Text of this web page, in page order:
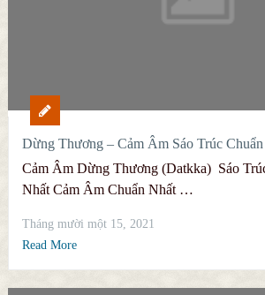
Dừng Thương – Cảm Âm Sáo Trúc
Cảm Âm Dừng Thương (Datkka) Sáo
Nhất Cảm Âm Chuẩn Nhất …
Tháng mười một 15, 2021
Read More